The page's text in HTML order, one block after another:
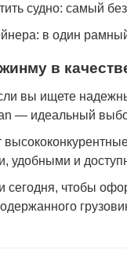
судно: самый
в один
в
вы ищете
— идеальный
удобными и
сегодня, чтобы